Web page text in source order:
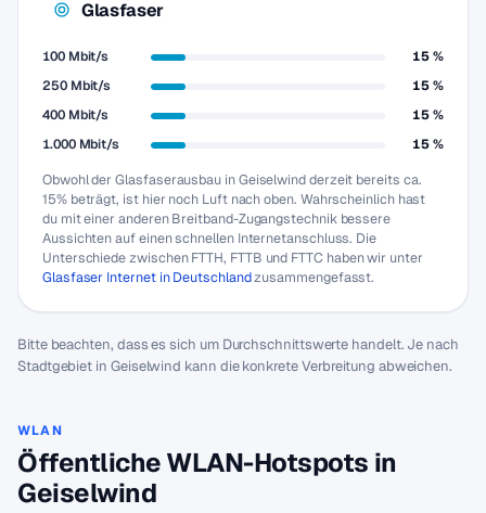
Glasfaser
100 Mbit/s
15 %
250 Mbit/s
15 %
400 Mbit/s
15 %
1.000 Mbit/s
15 %
Obwohl der Glasfaserausbau in Geiselwind derzeit bereits ca.
15% beträgt, ist hier noch Luft nach oben. Wahrscheinlich hast
du mit einer anderen Breitband-Zugangstechnik bessere
Aussichten auf einen schnellen Internetanschluss. Die
Unterschiede zwischen FTTH, FTTB und FTTC haben wir unter
Glasfaser Internet in Deutschlandzusammengefasst.
Bitte beachten, dass es sich um Durchschnittswerte handelt. Je nach
Stadtgebiet in Geiselwind kann die konkrete Verbreitung abweichen.
WLAN
Öffentliche WLAN-Hotspots in
Geiselwind